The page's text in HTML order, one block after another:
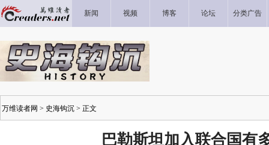
新闻 视频 博客 论坛 分类广告
万维读者网 > 史海钩沉 > 正文
巴勒斯坦加入联合国有